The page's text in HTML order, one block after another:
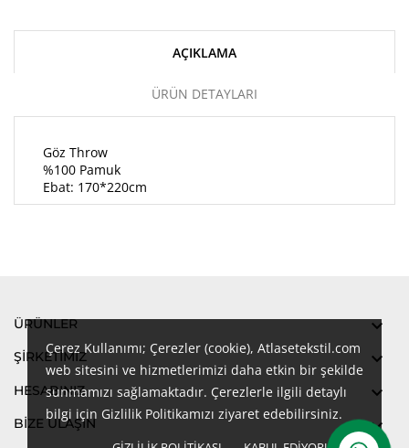
Çerez Kullanımı; Çerezler (cookie), Atlasetekstil.com
web sitesini ve hizmetlerimizi daha etkin bir şekilde
sunmamızı sağlamaktadır. Çerezlerle ilgili detaylı
bilgi için Gizlilik Politikamızı ziyaret edebilirsiniz.
AÇIKLAMA
ÜRÜN DETAYLARI
Göz Throw
%100 Pamuk
Ebat: 170*220cm
ÜRÜNLER 
ŞIRKETIMIZ 
HESABINIZ 
BİZE ULAŞIN 